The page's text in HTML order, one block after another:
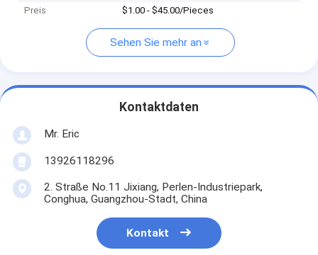
Preis
$1.00 - $45.00/Pieces
Sehen Sie mehr an
Kontaktdaten
Mr. Eric
13926118296
2. Straße No.11 Jixiang, Perlen-Industriepark,
Conghua, Guangzhou-Stadt, China
Kontakt